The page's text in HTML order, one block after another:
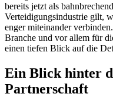
bereits jetzt als
Verteidigungsindustrie gilt,
enger miteinander
Branche und vor allem für
einen tiefen Blick auf die
Ein Blick hinter
Partnerschaft